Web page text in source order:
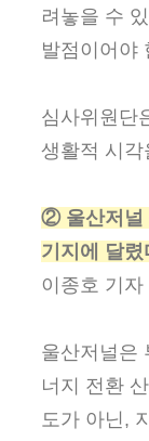
려놓을 수
발점이어야
심사위원단
생활적 시
② 울산저널
기지에 달렸
이종호 기자
울산저널은
너지 전환
도가 아닌,